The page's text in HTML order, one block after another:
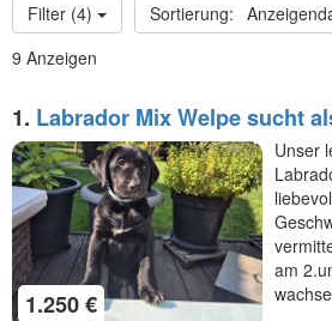
Filter (4)
9 Anzeigen
1. Labrador Mix Welpe sucht
Zuhause
1.250 €
Unser
am